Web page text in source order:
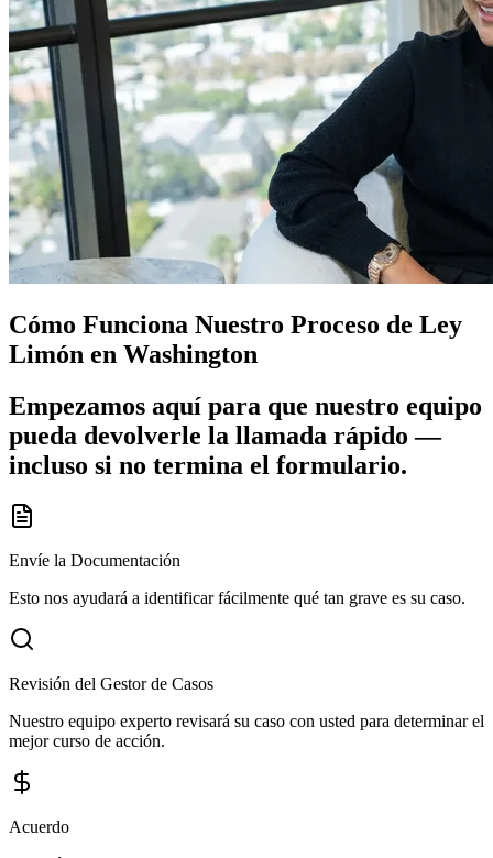
Cómo Funciona Nuestro Proceso de Ley
Limón en Washington
Empezamos aquí para que nuestro equipo
pueda devolverle la llamada rápido —
incluso si no termina el formulario.
Envíe la Documentación
Esto nos ayudará a identificar fácilmente qué tan grave es su caso.
Revisión del Gestor de Casos
Nuestro equipo experto revisará su caso con usted para determinar el
mejor curso de acción.
Acuerdo